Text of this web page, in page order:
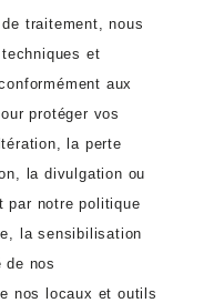
traitement, nous
et
aux
protéger vos
la perte
la divulgation ou
par notre politique
la sensibilisation
de nos
nos locaux et outils